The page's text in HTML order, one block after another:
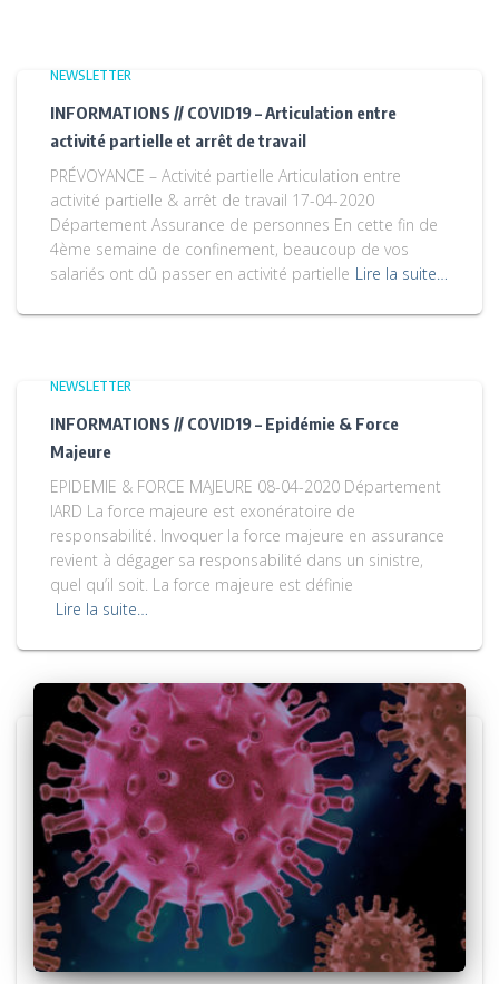
NEWSLETTER
INFORMATIONS // COVID19 – Articulation entre
activité partielle et arrêt de travail
PRÉVOYANCE – Activité partielle Articulation entre
activité partielle & arrêt de travail 17-04-2020
Département Assurance de personnes En cette fin de
4ème semaine de confinement, beaucoup de vos
salariés ont dû passer en activité partielle Lire la suite…
NEWSLETTER
INFORMATIONS // COVID19 – Epidémie & Force
Majeure
EPIDEMIE & FORCE MAJEURE 08-04-2020 Département
IARD La force majeure est exonératoire de
responsabilité. Invoquer la force majeure en assurance
revient à dégager sa responsabilité dans un sinistre,
quel qu’il soit. La force majeure est définie
Lire la suite…